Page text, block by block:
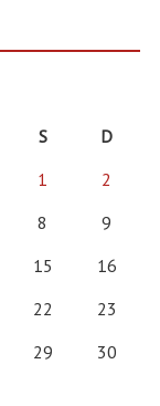
S
D
1
2
8
9
15
16
22
23
29
30